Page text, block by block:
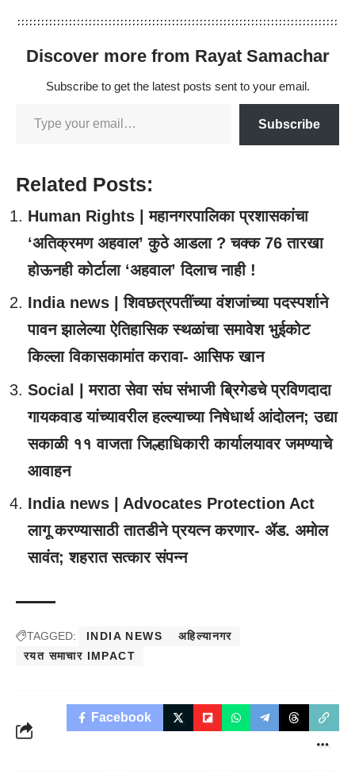
Discover more from Rayat Samachar
Subscribe to get the latest posts sent to your email.
Subscribe
Related Posts:
Human Rights | महानगरपालिका प्रशासकांचा
‘अतिक्रमण अहवाल’ कुठे आडला ? चक्क 76 तारखा
होऊनही कोर्टाला ‘अहवाल’ दिलाच नाही !
India news | शिवछत्रपतींच्या वंशजांच्या पदस्पर्शाने
पावन झालेल्या ऐतिहासिक स्थळांचा समावेश भुईकोट
किल्ला विकासकामांत करावा- आसिफ खान
Social | मराठा सेवा संघ संभाजी ब्रिगेडचे प्रविणदादा
गायकवाड यांच्यावरील हल्ल्याच्या निषेधार्थ आंदोलन; उद्या
सकाळी ११ वाजता जिल्हाधिकारी कार्यालयावर जमण्याचे
आवाहन
India news | Advocates Protection Act
लागू करण्यासाठी तातडीने प्रयत्न करणार- ॲड. अमोल
सावंत; शहरात सत्कार संपन्न
TAGGED: INDIA NEWS
अहिल्यानगर
रयत समाचार IMPACT
Facebook